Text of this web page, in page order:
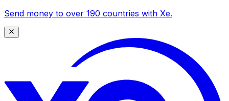
Send money to over 190 countries with Xe.